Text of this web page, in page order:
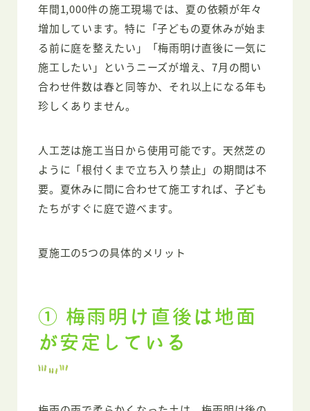
年間1,000件の施工現場では、夏の依頼が年々
増加しています。特に「子どもの夏休みが始ま
る前に庭を整えたい」「梅雨明け直後に一気に
施工したい」というニーズが増え、7月の問い
合わせ件数は春と同等か、それ以上になる年も
珍しくありません。
人工芝は施工当日から使用可能です。天然芝の
ように「根付くまで立ち入り禁止」の期間は不
要。夏休みに間に合わせて施工すれば、子ども
たちがすぐに庭で遊べます。
夏施工の5つの具体的メリット
① 梅雨明け直後は地面
が安定している